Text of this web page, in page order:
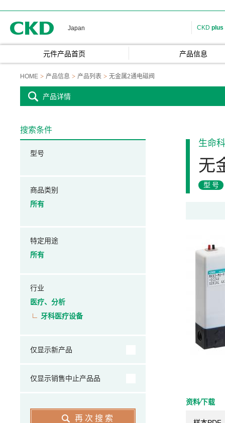
Japan CKD plus
元件产品首页 产品信息
HOME 产品信息 产品列表 无金属2通电磁阀
产品详情
生命
无
型号
资料⁄下载
搜索条件
型号
商品类别
所有
特定用途
所有
行业
医疗、分析
牙科医疗设备
仅显示新产品
仅显示销售中止产品品
再次搜索